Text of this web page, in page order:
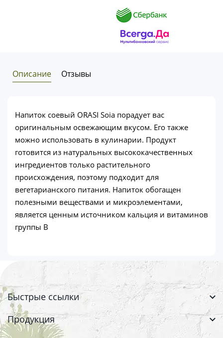
Описание Отзывы
Напиток соевый ORASI Soia порадует вас
оригинальным освежающим вкусом. Его также
можно использовать в кулинарии. Продукт
готовится из натуральных высококачественных
ингредиентов только растительного
происхождения, поэтому подходит для
вегетарианского питания. Напиток обогащен
полезными веществами и микроэлементами,
является ценным источником кальция и витаминов
группы B
Быстрые ссылки
Продукция